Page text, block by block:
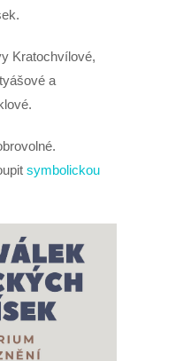
Kratochvílové,
a
symbolickou